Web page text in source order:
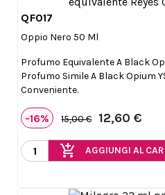
QF017
Oppio Nero 50 Ml
Profumo Equivalente A Black
Profumo Simile A Black Opium
Conveniente.
-16% 15,00 € 12,60 €
add_shopping_cart AGGIUNGI AL